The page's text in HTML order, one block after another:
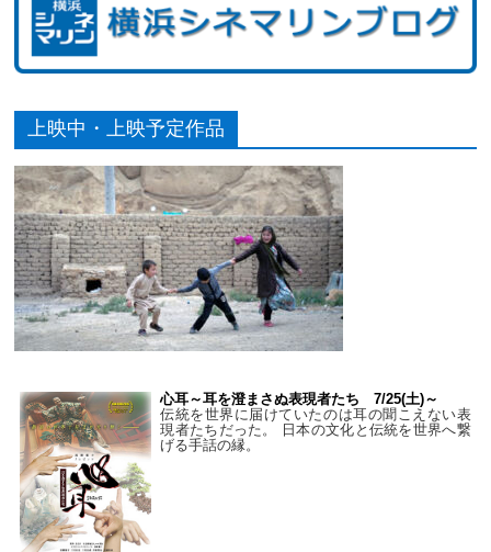
上映中・上映予定作品
心耳～耳を澄まさぬ表現者たち 7/25(土)～
伝統を世界に届けていたのは耳の聞こえない表
現者たちだった。 日本の文化と伝統を世界へ繋
げる手話の縁。